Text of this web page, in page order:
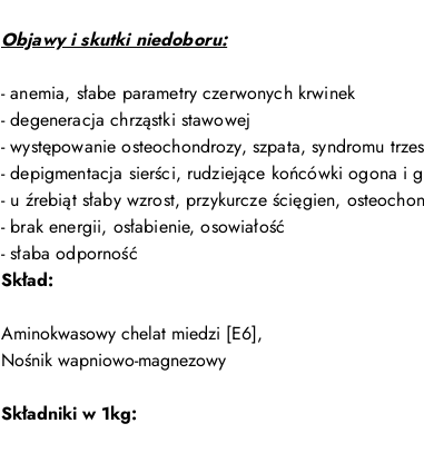
Objawy i skutki niedoboru:
- anemia, słabe parametry czerwonych krwinek
- degeneracja chrząstki stawowej
- występowanie osteochondrozy, szpata, syndromu
- depigmentacja sierści, rudziejące końcówki ogona i
- u źrebiąt słaby wzrost, przykurcze ścięgien,
- brak energii, osłabienie, osowiałość
- słaba odporność
Skład:
Aminokwasowy chelat miedzi [E6],
Nośnik wapniowo-magnezowy
Składniki w 1kg: